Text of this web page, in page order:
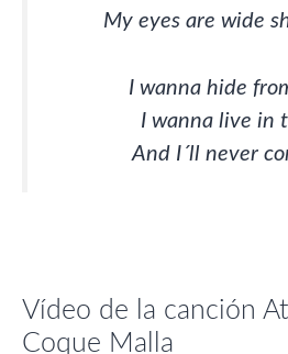
My eyes are wide
I wanna hide
I wanna live in
And I´ll never
Vídeo de la canción
Coque Malla